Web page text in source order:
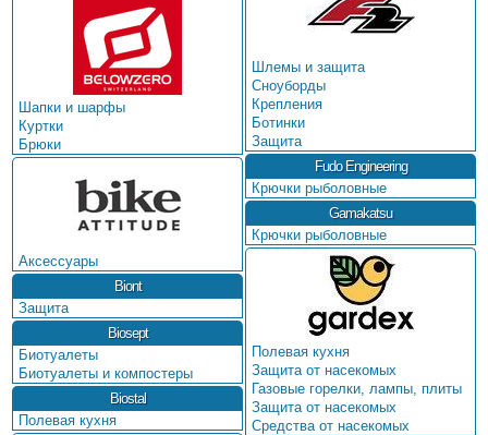
Шапки и шарфы
Куртки
Брюки
Аксессуары
Biont
Защита
Biosept
Биотуалеты
Биотуалеты и компостеры
Biostal
Полевая кухня
Шлемы и защита
Сноуборды
Крепления
Ботинки
Защита
Fudo Engineering
Крючки рыболовные
Gamakatsu
Крючки рыболовные
Полевая кухня
Защита от насекомых
Газовые горелки, лампы, плиты
Защита от насекомых
Средства от насекомых